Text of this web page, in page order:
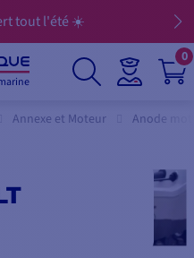
tout l'été ☀️
0
Annexe et Moteur Anode